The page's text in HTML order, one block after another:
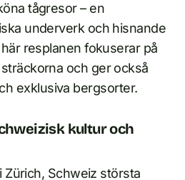
tågresor – en
underverk och hisnande
resplanen fokuserar på
och ger också
exklusiva bergsorter.
kultur och
Zürich, Schweiz största